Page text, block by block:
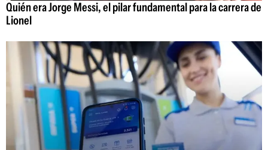
Quién era Jorge Messi, el pilar fundamental para la carrera de
Lionel